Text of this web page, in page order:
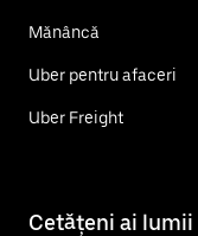
Mănâncă
Uber pentru afaceri
Uber Freight
Cetățeni ai lumii